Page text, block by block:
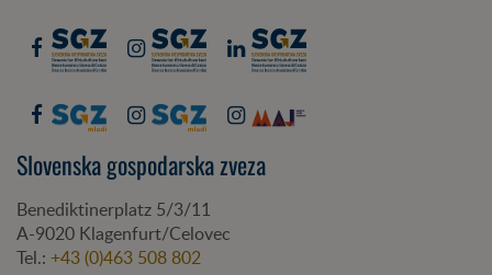
Slovenska gospodarska zveza
Benediktinerplatz 5/3/11
A-9020 Klagenfurt/Celovec
Tel.: +43 (0)463 508 802